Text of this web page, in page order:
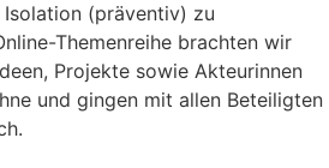
(präventiv) zu
Themenreihe brachten wir
Projekte sowie Akteurinnen
und gingen mit allen Beteiligten